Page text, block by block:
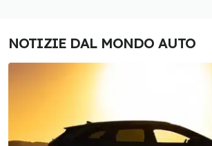
NOTIZIE DAL MONDO AUTO